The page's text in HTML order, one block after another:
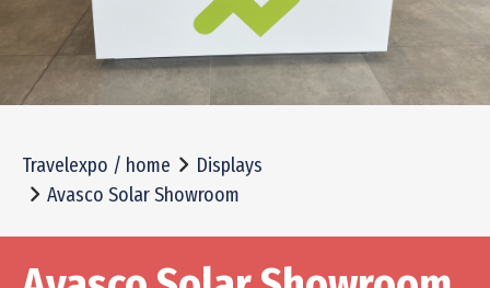
Travelexpo / home
Displays
Avasco Solar Showroom